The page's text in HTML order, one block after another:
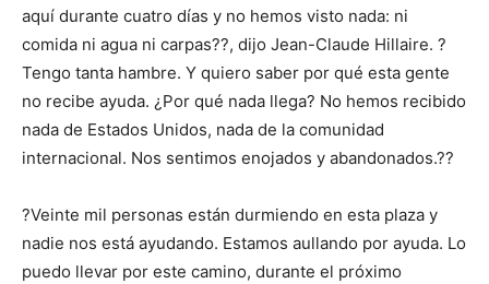
aquí durante cuatro días y no hemos visto nada: ni
comida ni agua ni carpas??, dijo Jean-Claude Hillaire. ?
Tengo tanta hambre. Y quiero saber por qué esta gente
no recibe ayuda. ¿Por qué nada llega? No hemos recibido
nada de Estados Unidos, nada de la comunidad
internacional. Nos sentimos enojados y abandonados.??
?Veinte mil personas están durmiendo en esta plaza y
nadie nos está ayudando. Estamos aullando por ayuda. Lo
puedo llevar por este camino, durante el próximo